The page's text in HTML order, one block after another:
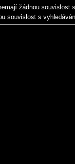
žádnou
souvislost s